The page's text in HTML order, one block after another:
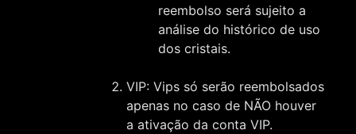
reembolso será sujeito a
análise do histórico de uso
dos cristais.
VIP: Vips só serão reembolsados
apenas no caso de NÃO houver
a ativação da conta VIP.